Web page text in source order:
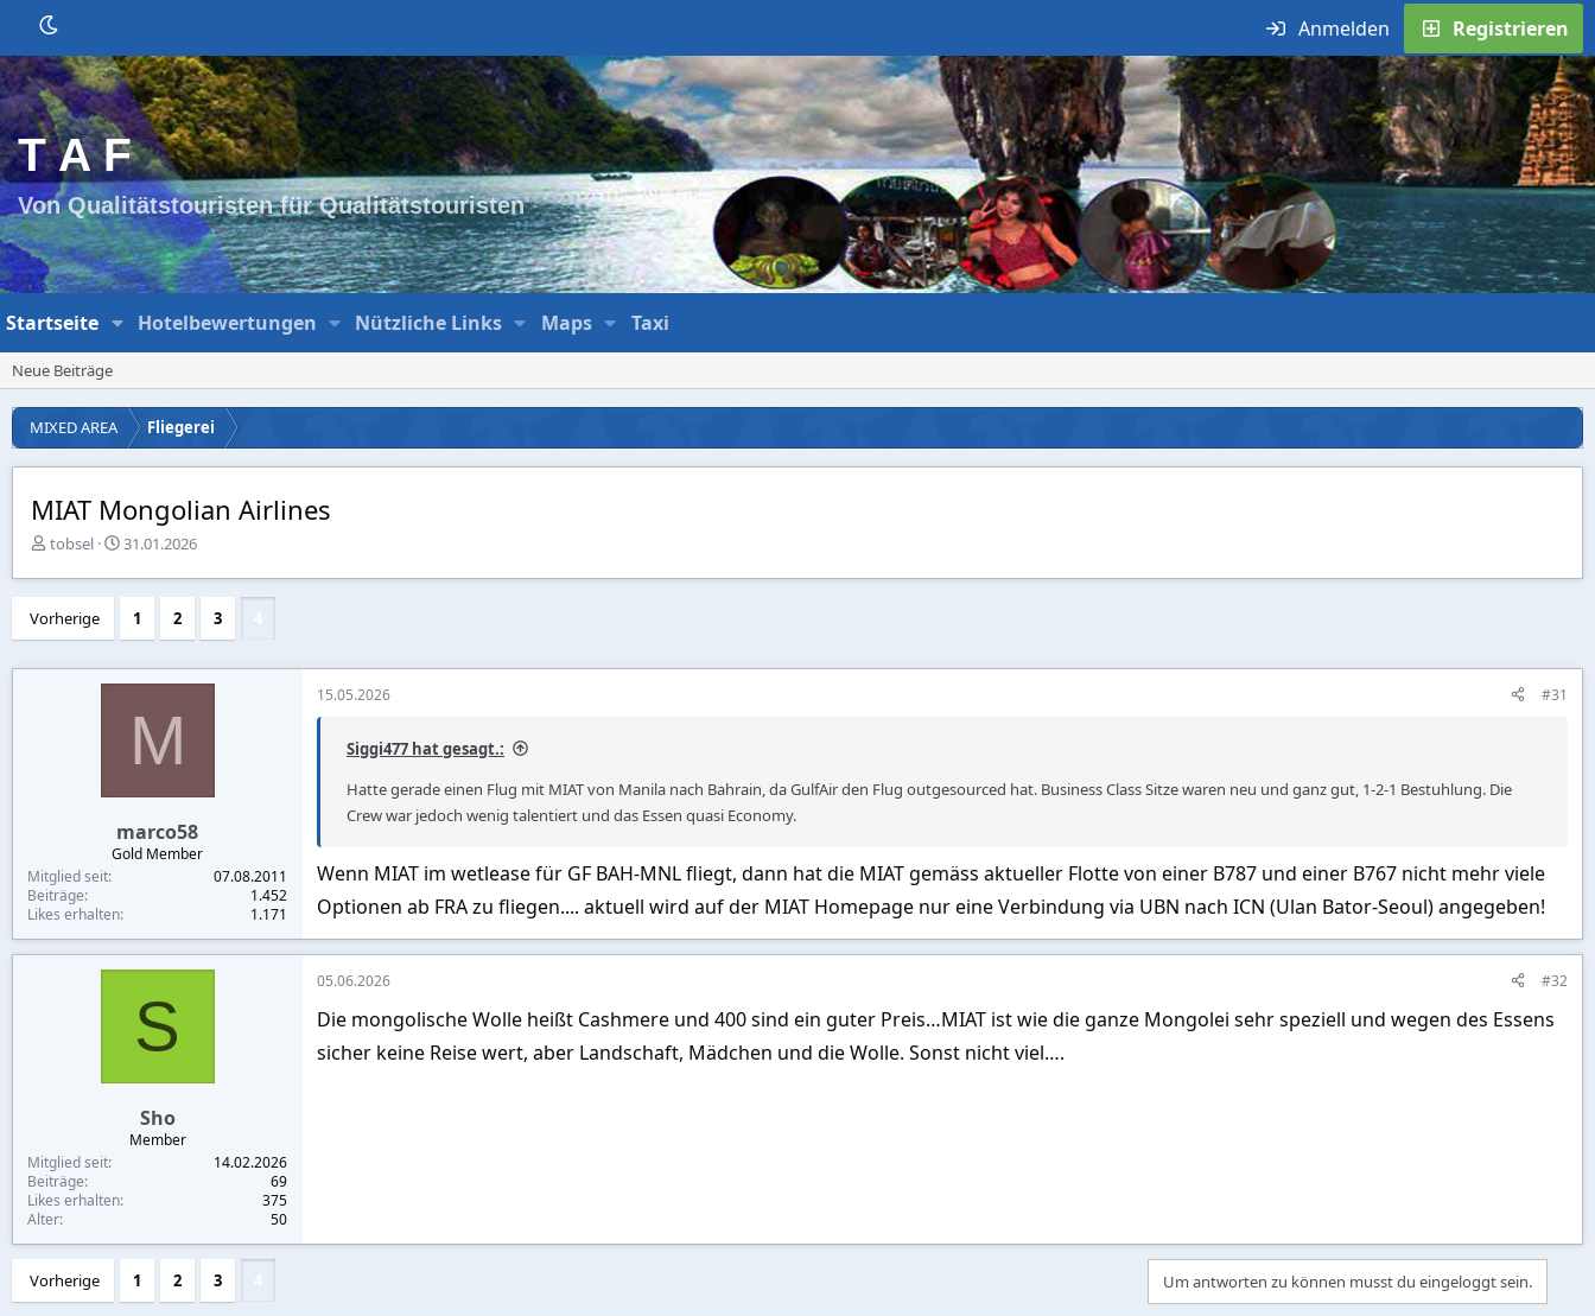
Anmelden Registrieren
T A F
Von Qualitätstouristen für Qualitätstouristen
Startseite Hotelbewertungen Nützliche Links Maps Taxi
Neue Beiträge
MIXED AREA Fliegerei
MIAT Mongolian Airlines
E
s
e
l
tobsel
E
s
l
31.01.2026
Vorherige 1 2 3
M
marco58
Gold Member
Mitglied seit
07.08.2011
Beiträge
1.452
Likes erhalten
1.171
15.05.2026 #31
Siggi477 hat gesagt.:
Hatte gerade einen Flug mit MIAT von Manila nach Bahrain, da GulfAir den Flug outgesourced hat. Business Class Sitze waren neu und ganz gut, 1-2-1 Bestuhlung. Die
Crew war jedoch wenig talentiert und das Essen quasi Economy.
Wenn MIAT im wetlease für GF BAH-MNL fliegt, dann hat die MIAT gemäss aktueller Flotte von einer B787 und einer B767 nicht mehr viele
Optionen ab FRA zu fliegen.... aktuell wird auf der MIAT Homepage nur eine Verbindung via UBN nach ICN (Ulan Bator-Seoul) angegeben!
S
Sho
Member
Mitglied seit
14.02.2026
Beiträge
69
Likes erhalten
375
Alter
50
05.06.2026 #32
Die mongolische Wolle heißt Cashmere und 400 sind ein guter Preis…MIAT ist wie die ganze Mongolei sehr speziell und wegen des Essens
sicher keine Reise wert, aber Landschaft, Mädchen und die Wolle. Sonst nicht viel….
Vorherige 1 2 3 Um antworten zu können musst du eingeloggt sein.